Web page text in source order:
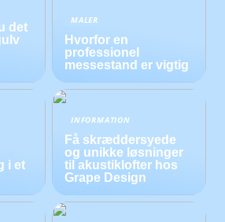
det
MALER
Hvorfor en
professionel
messestand er vigtig
i et
INFORMATION
Få skræddersyede
og unikke løsninger
til akustiklofter hos
Grape Design